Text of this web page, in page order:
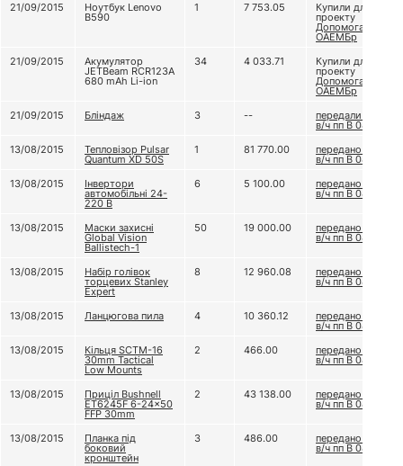
21/09/2015 Ноутбук Lenovo
B590
1 7 753.05 Купили для
проекту
Допомога 81
ОАЕМБр
21/09/2015
Акумулятор
JETBeam RCR123A
680 mAh Li-ion
34 4 033.71 Купили для
проекту
Допомога 81
ОАЕМБр
21/09/2015
Бліндаж 3 -- передали до
в/ч пп В 0849
13/08/2015
Тепловізор Pulsar
Quantum XD 50S
1 81 770.00 передано до
в/ч пп В 0849
13/08/2015
Інвертори
автомобільні 24-
220 В
6 5 100.00 передано до
в/ч пп В 0849
13/08/2015 Маски захиснi
Global Vision
Ballistech-1
50 19 000.00 передано до
в/ч пп В 0849
13/08/2015 Набір голівок
торцевих Stanley
Expert
8 12 960.08 передано до
в/ч пп В 0849
13/08/2015 Ланцюгова пила 4 10 360.12 передано до
в/ч пп В 0849
13/08/2015
Кільця SCTM-16
30mm Tactical
Low Mounts
2 466.00 передано до
в/ч пп В 0849
13/08/2015 Приціл Bushnell
ET6245F 6-24x50
FFP 30mm
2 43 138.00 передано до
в/ч пп В 0849
13/08/2015 Планка під
боковий
кронштейн
3 486.00 передано до
в/ч пп В 0849